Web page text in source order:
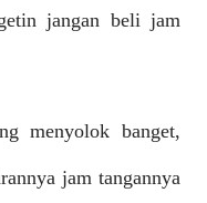
jangan beli jam
menyolok banget,
jam tangannya